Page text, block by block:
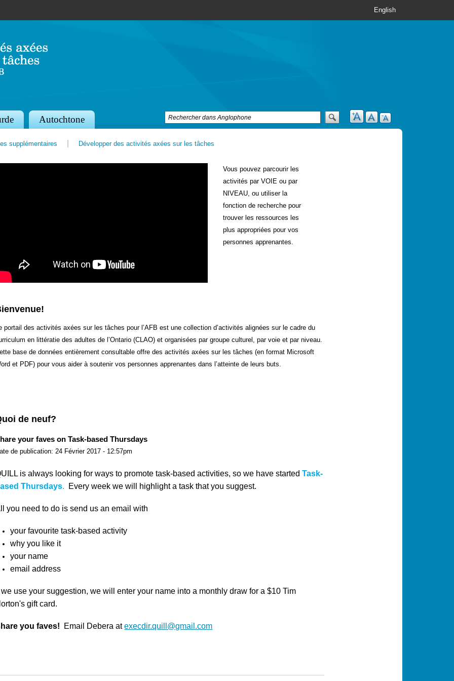
English
Vous pouvez parcourir les
activités par VOIE ou par
NIVEAU, ou utiliser la
fonction de recherche pour
trouver les ressources les
plus appropriées pour vos
personnes apprenantes.
portail des activités axées sur les tâches pour l’AFB est une collection d’activités alignées sur le cadre du
en littératie des adultes de l’Ontario (CLAO) et organisées par groupe culturel, par voie et par niveau.
base de données entièrement consultable offre des activités axées sur les tâches (en format Microsoft
et PDF) pour vous aider à soutenir vos personnes apprenantes dans l’atteinte de leurs buts.
de neuf?
your faves on Task-based Thursdays
de publication:24 Février 2017 - 12:57pm
is always looking for ways to promote task-based activities, so we have startedTask-
Thursdays. Every week we will highlight a task that you suggest.
you need to do is send us an email with
your favourite task-based activity
why you like it
your name
email address
we use your suggestion, we will enter your name into a monthly draw for a $10 Tim
gift card.
you faves! Email Debera atexecdir.quill@gmail.com
Autochtone
supplémentaires Développer des activités axées sur les tâches